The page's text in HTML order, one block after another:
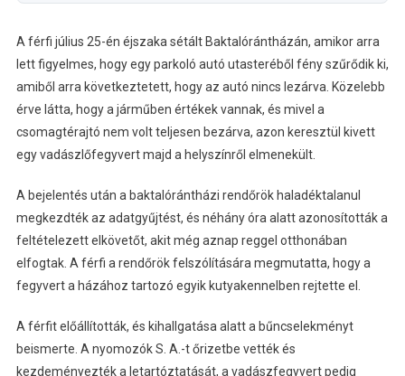
A férfi július 25-én éjszaka sétált Baktalórántházán, amikor arra
lett figyelmes, hogy egy parkoló autó utasteréből fény szűrődik ki,
amiből arra következtetett, hogy az autó nincs lezárva. Közelebb
érve látta, hogy a járműben értékek vannak, és mivel a
csomagtérajtó nem volt teljesen bezárva, azon keresztül kivett
egy vadászlőfegyvert majd a helyszínről elmenekült.
A bejelentés után a baktalórántházi rendőrök haladéktalanul
megkezdték az adatgyűjtést, és néhány óra alatt azonosították a
feltételezett elkövetőt, akit még aznap reggel otthonában
elfogtak. A férfi a rendőrök felszólítására megmutatta, hogy a
fegyvert a házához tartozó egyik kutyakennelben rejtette el.
A férfit előállították, és kihallgatása alatt a bűncselekményt
beismerte. A nyomozók S. A.-t őrizetbe vették és
kezdeményezték a letartóztatását, a vadászfegyvert pedig